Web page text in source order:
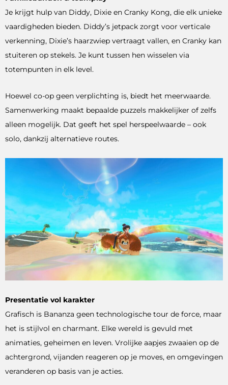
Je krijgt hulp van Diddy, Dixie en Cranky Kong, die elk unieke
vaardigheden bieden. Diddy’s jetpack zorgt voor verticale
verkenning, Dixie’s haarzwiep vertraagt vallen, en Cranky kan
stuiteren op stekels. Je kunt tussen hen wisselen via
totempunten in elk level.
Hoewel co-op geen verplichting is, biedt het meerwaarde.
Samenwerking maakt bepaalde puzzels makkelijker of zelfs
alleen mogelijk. Dat geeft het spel herspeelwaarde – ook
solo, dankzij alternatieve routes.
Presentatie vol karakter
Grafisch is Bananza geen technologische tour de force, maar
het is stijlvol en charmant. Elke wereld is gevuld met
animaties, geheimen en leven. Vrolijke aapjes zwaaien op de
achtergrond, vijanden reageren op je moves, en omgevingen
veranderen op basis van je acties.